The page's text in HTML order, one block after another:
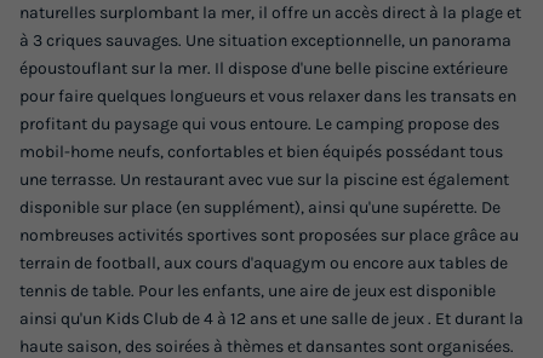
Annulation gratuite
Surface
12m²
Adultes
2
Accès wifi Animaux autorisés * Cafetière Réfrigérateur
Micro-ondes
CHALET 2 personnes - Chalet Gaviota
23/10/2026
Modifier les dates
naturelles surplombant la mer, il offre un accès direct à la plage et
à 3 criques sauvages. Une situation exceptionnelle, un panorama
époustouflant sur la mer. Il dispose d'une belle piscine extérieure
pour faire quelques longueurs et vous relaxer dans les transats en
profitant du paysage qui vous entoure. Le camping propose des
mobil-home neufs, confortables et bien équipés possédant tous
une terrasse. Un restaurant avec vue sur la piscine est également
disponible sur place (en supplément), ainsi qu'une supérette. De
nombreuses activités sportives sont proposées sur place grâce au
terrain de football, aux cours d'aquagym ou encore aux tables de
tennis de table. Pour les enfants, une aire de jeux est disponible
ainsi qu'un Kids Club de 4 à 12 ans et une salle de jeux . Et durant la
haute saison, des soirées à thèmes et dansantes sont organisées.